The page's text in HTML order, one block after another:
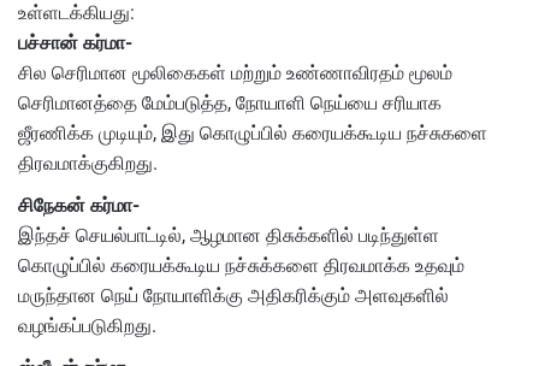
உள்ளடக்கியது:
பச்சான் கர்மா-
சில செரிமான மூலிகைகள் மற்றும் உண்ணாவிரதம் மூலம்
செரிமானத்தை மேம்படுத்த, நோயாளி நெய்யை சரியாக
ஜீரணிக்க முடியும், இது கொழுப்பில் கரையக்கூடிய நச்சுகளை
திரவமாக்குகிறது.
சிநேகன் கர்மா-
இந்தச் செயல்பாட்டில், ஆழமான திசுக்களில் படிந்துள்ள
கொழுப்பில் கரையக்கூடிய நச்சுக்களை திரவமாக்க உதவும்
மருந்தான நெய் நோயாளிக்கு அதிகரிக்கும் அளவுகளில்
வழங்கப்படுகிறது.